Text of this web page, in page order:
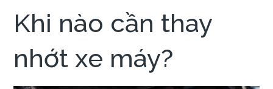
Khi nào cần thay
nhớt xe máy?